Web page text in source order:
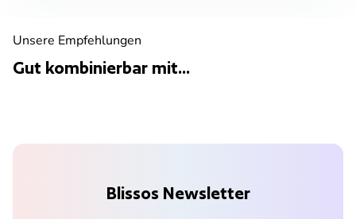
Unsere Empfehlungen
Gut kombinierbar mit...
Blissos Newsletter